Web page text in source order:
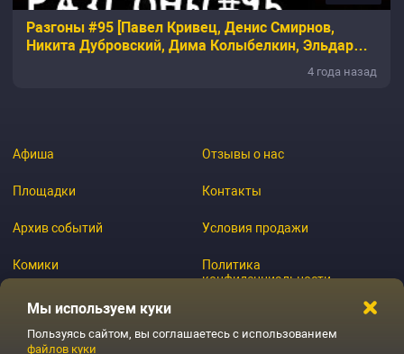
Разгоны #95 [Павел Кривец, Денис Смирнов,
Никита Дубровский, Дима Колыбелкин, Эльдар
4 года назад
Афиша
Площадки
Архив событий
Комики
Журнал
Отзывы о нас
Контакты
Условия продажи
Политика
конфиденциальности
Мы используем куки
Пользуясь сайтом, вы соглашаетесь с использованием
файлов куки